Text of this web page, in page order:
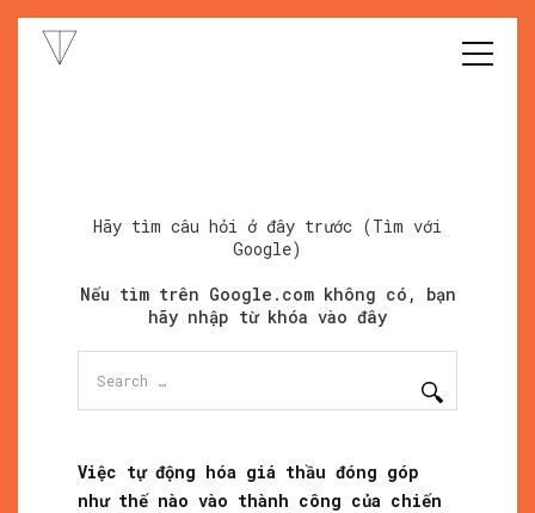
Hãy tìm câu hỏi ở đây trước (Tìm với
Google)
Nếu tìm trên Google.com không có, bạn
hãy nhập từ khóa vào đây
Việc tự động hóa giá thầu đóng góp
như thế nào vào thành công của chiến